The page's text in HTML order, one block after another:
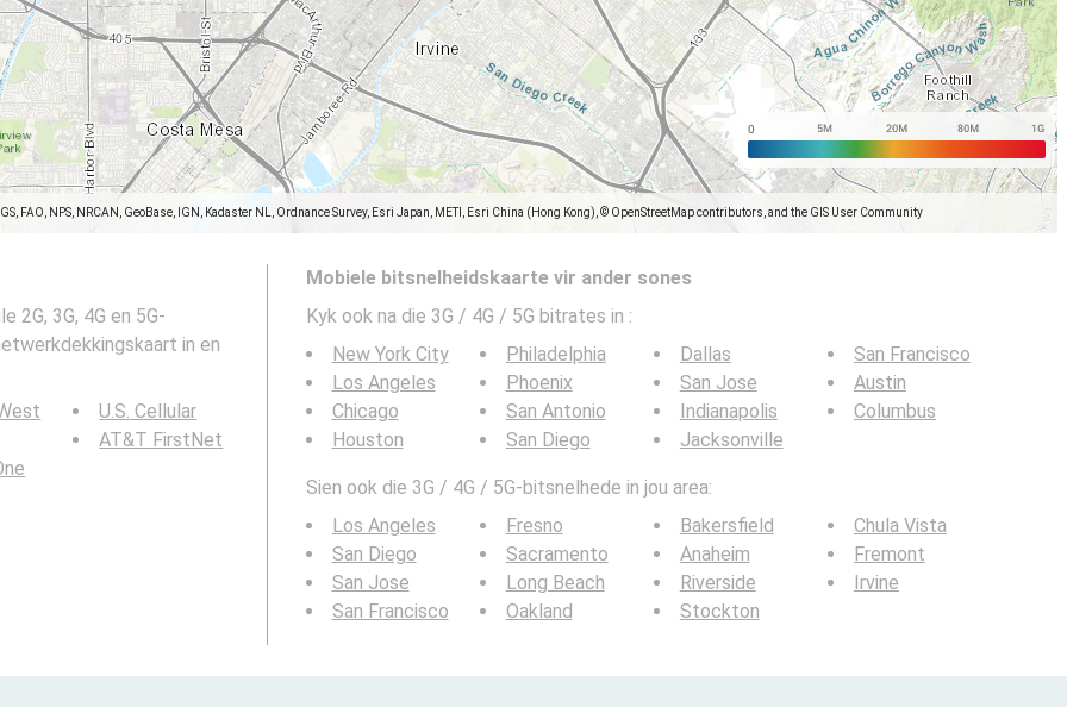
FAO, NPS, NRCAN, GeoBase, IGN, Kadaster NL, Ordnance Survey, Esri Japan, METI, Esri China (Hong Kong), © OpenStreetMap contributors, and the GIS User Community
2G, 3G, 4G en 5G-
in en
U.S. Cellular
AT&T FirstNet
Mobiele bitsnelheidskaarte vir ander sones
Kyk ook na die 3G / 4G / 5G bitrates in :
New York City
Los Angeles
Chicago
Houston
Philadelphia
Phoenix
San Antonio
San Diego
Dallas
San Jose
Indianapolis
Jacksonville
San Francisco
Austin
Columbus
Sien ook die 3G / 4G / 5G-bitsnelhede in jou area:
Los Angeles
San Diego
San Jose
San Francisco
Fresno
Sacramento
Long Beach
Oakland
Bakersfield
Anaheim
Riverside
Stockton
Chula Vista
Fremont
Irvine